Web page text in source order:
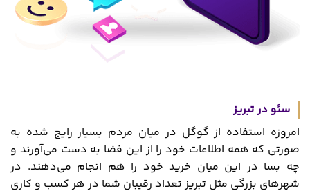
سئو در تبریز
امروزه استفاده از گوگل در میان مردم بسیار رایج شده به
صورتی که همه اطلاعات خود را از این فضا به دست می‌آورند و
چه بسا در این میان خرید خود را هم انجام می‌دهند. در
شهرهای بزرگی مثل تبریز تعداد رقیبان شما در هر کسب و کاری